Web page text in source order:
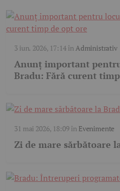
3 iun. 2026, 17:14înAdministrativ
Anunț important
Bradu: Fără curent
31 mai 2026, 18:09în Evenimente
Zi de mare sărbătoare